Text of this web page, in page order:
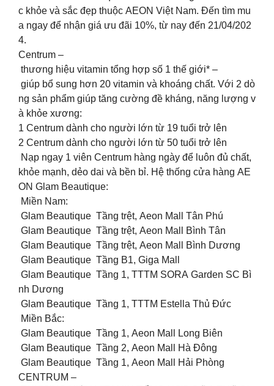
c khỏe và sắc đẹp thuộc AEON Việt Nam. Đến tìm mu
a ngay để nhận giá ưu đãi 10%, từ nay đến 21/04/202
4.
Centrum –
thương hiệu vitamin tổng hợp số 1 thế giới* –
giúp bổ sung hơn 20 vitamin và khoáng chất. Với 2 dò
ng sản phẩm giúp tăng cường đề kháng, năng lượng v
à khỏe xương:
1️ Centrum dành cho người lớn từ 19 tuổi trở lên
2️ Centrum dành cho người lớn từ 50 tuổi trở lên
Nạp ngay 1 viên Centrum hàng ngày để luôn đủ chất,
khỏe mạnh, dẻo dai và bền bỉ. Hệ thống cửa hàng AE
ON Glam Beautique:
Miền Nam:
Glam Beautique Tầng trệt, Aeon Mall Tân Phú
Glam Beautique Tầng trệt, Aeon Mall Bình Tân
Glam Beautique Tầng trệt, Aeon Mall Bình Dương
Glam Beautique Tầng B1, Giga Mall
Glam Beautique Tầng 1, TTTM SORA Garden SC Bì
nh Dương
Glam Beautique Tầng 1, TTTM Estella Thủ Đức
Miền Bắc:
Glam Beautique Tầng 1, Aeon Mall Long Biên
Glam Beautique Tầng 2, Aeon Mall Hà Đông
Glam Beautique Tầng 1, Aeon Mall Hải Phòng
CENTRUM –